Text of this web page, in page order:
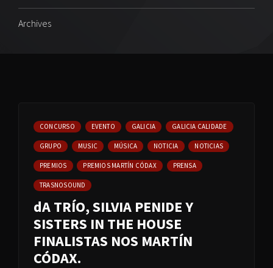
Archives
CONCURSO EVENTO GALICIA GALICIA CALIDADE
GRUPO MUSIC MÚSICA NOTICIA NOTICIAS
PREMIOS PREMIOS MARTÍN CÓDAX PRENSA
TRASNOSOUND
dA TRÍO, SILVIA PENIDE Y
SISTERS IN THE HOUSE
FINALISTAS NOS MARTÍN
CÓDAX.